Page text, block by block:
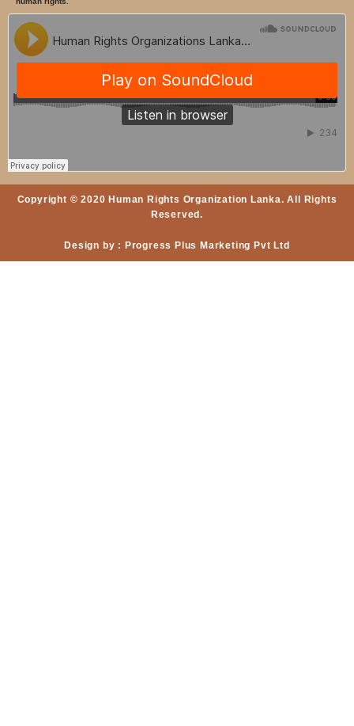
Copyright © 2020 Human Rights Organization Lanka. All Rights
Reserved.
Design by : Progress Plus Marketing Pvt Ltd